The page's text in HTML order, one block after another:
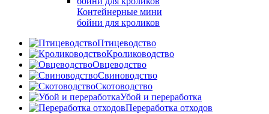
Контейнерные мини
бойни для кроликов
Птицеводство
Кролиководство
Овцеводство
Свиноводство
Скотоводство
Убой и переработка
Переработка отходов